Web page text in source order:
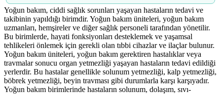
Yoğun bakım, ciddi sağlık sorunları yaşayan hastaların tedavi ve
takibinin yapıldığı birimdir. Yoğun bakım üniteleri, yoğun bakım
uzmanları, hemşireler ve diğer sağlık personeli tarafından yönetilir.
Bu birimlerde, hayati fonksiyonları desteklemek ve yaşamsal
tehlikeleri önlemek için gerekli olan tıbbi cihazlar ve ilaçlar bulunur.
Yoğun bakım üniteleri, yoğun bakım gerektiren hastalıklar veya
travmalar sonucu organ yetmezliği yaşayan hastaların tedavi edildiği
yerlerdir. Bu hastalar genellikle solunum yetmezliği, kalp yetmezliği,
böbrek yetmezliği, beyin travması gibi durumlarla karşı karşıyadır.
Yoğun bakım birimlerinde hastaların solunum, dolaşım, sıvı-